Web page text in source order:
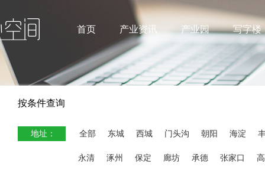
首页 产业资讯 产业园 写字楼
按条件查询
地址： 全部 东城 西城 门头沟 朝阳 海淀
永清 涿州 保定 廊坊 承德 张家口